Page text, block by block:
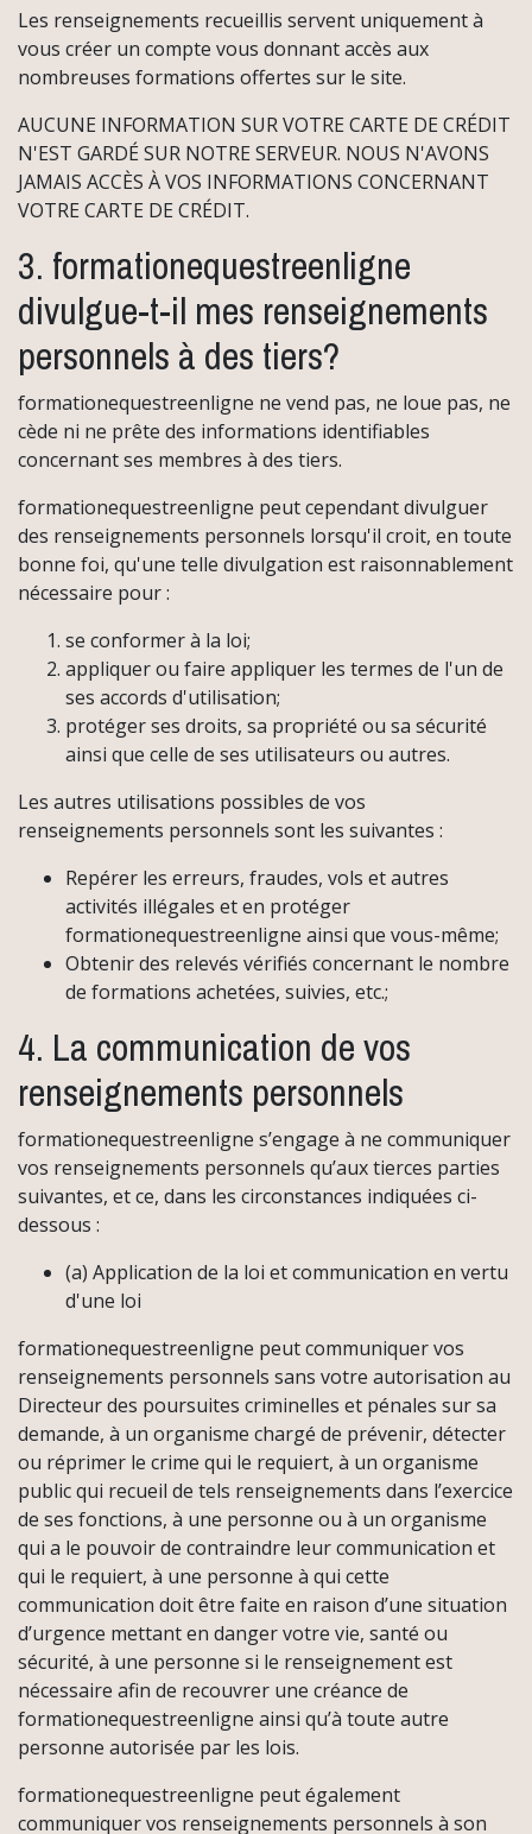
Les renseignements recueillis servent uniquement à
vous créer un compte vous donnant accès aux
nombreuses formations offertes sur le site.
AUCUNE INFORMATION SUR VOTRE CARTE DE CRÉDIT
N'EST GARDÉ SUR NOTRE SERVEUR. NOUS N'AVONS
JAMAIS ACCÈS À VOS INFORMATIONS CONCERNANT
VOTRE CARTE DE CRÉDIT.
3. formationequestreenligne
divulgue-t-il mes renseignements
personnels à des tiers?
formationequestreenligne ne vend pas, ne loue pas, ne
cède ni ne prête des informations identifiables
concernant ses membres à des tiers.
formationequestreenligne peut cependant divulguer
des renseignements personnels lorsqu'il croit, en toute
bonne foi, qu'une telle divulgation est raisonnablement
nécessaire pour :
se conformer à la loi;
appliquer ou faire appliquer les termes de l'un de
ses accords d'utilisation;
protéger ses droits, sa propriété ou sa sécurité
ainsi que celle de ses utilisateurs ou autres.
Les autres utilisations possibles de vos
renseignements personnels sont les suivantes :
Repérer les erreurs, fraudes, vols et autres
activités illégales et en protéger
formationequestreenligne ainsi que vous-même;
Obtenir des relevés vérifiés concernant le nombre
de formations achetées, suivies, etc.;
4. La communication de vos
renseignements personnels
formationequestreenligne s’engage à ne communiquer
vos renseignements personnels qu’aux tierces parties
suivantes, et ce, dans les circonstances indiquées ci-
dessous :
(a) Application de la loi et communication en vertu
d'une loi
formationequestreenligne peut communiquer vos
renseignements personnels sans votre autorisation au
Directeur des poursuites criminelles et pénales sur sa
demande, à un organisme chargé de prévenir, détecter
ou réprimer le crime qui le requiert, à un organisme
public qui recueil de tels renseignements dans l’exercice
de ses fonctions, à une personne ou à un organisme
qui a le pouvoir de contraindre leur communication et
qui le requiert, à une personne à qui cette
communication doit être faite en raison d’une situation
d’urgence mettant en danger votre vie, santé ou
sécurité, à une personne si le renseignement est
nécessaire afin de recouvrer une créance de
formationequestreenligne ainsi qu’à toute autre
personne autorisée par les lois.
formationequestreenligne peut également
communiquer vos renseignements personnels à son